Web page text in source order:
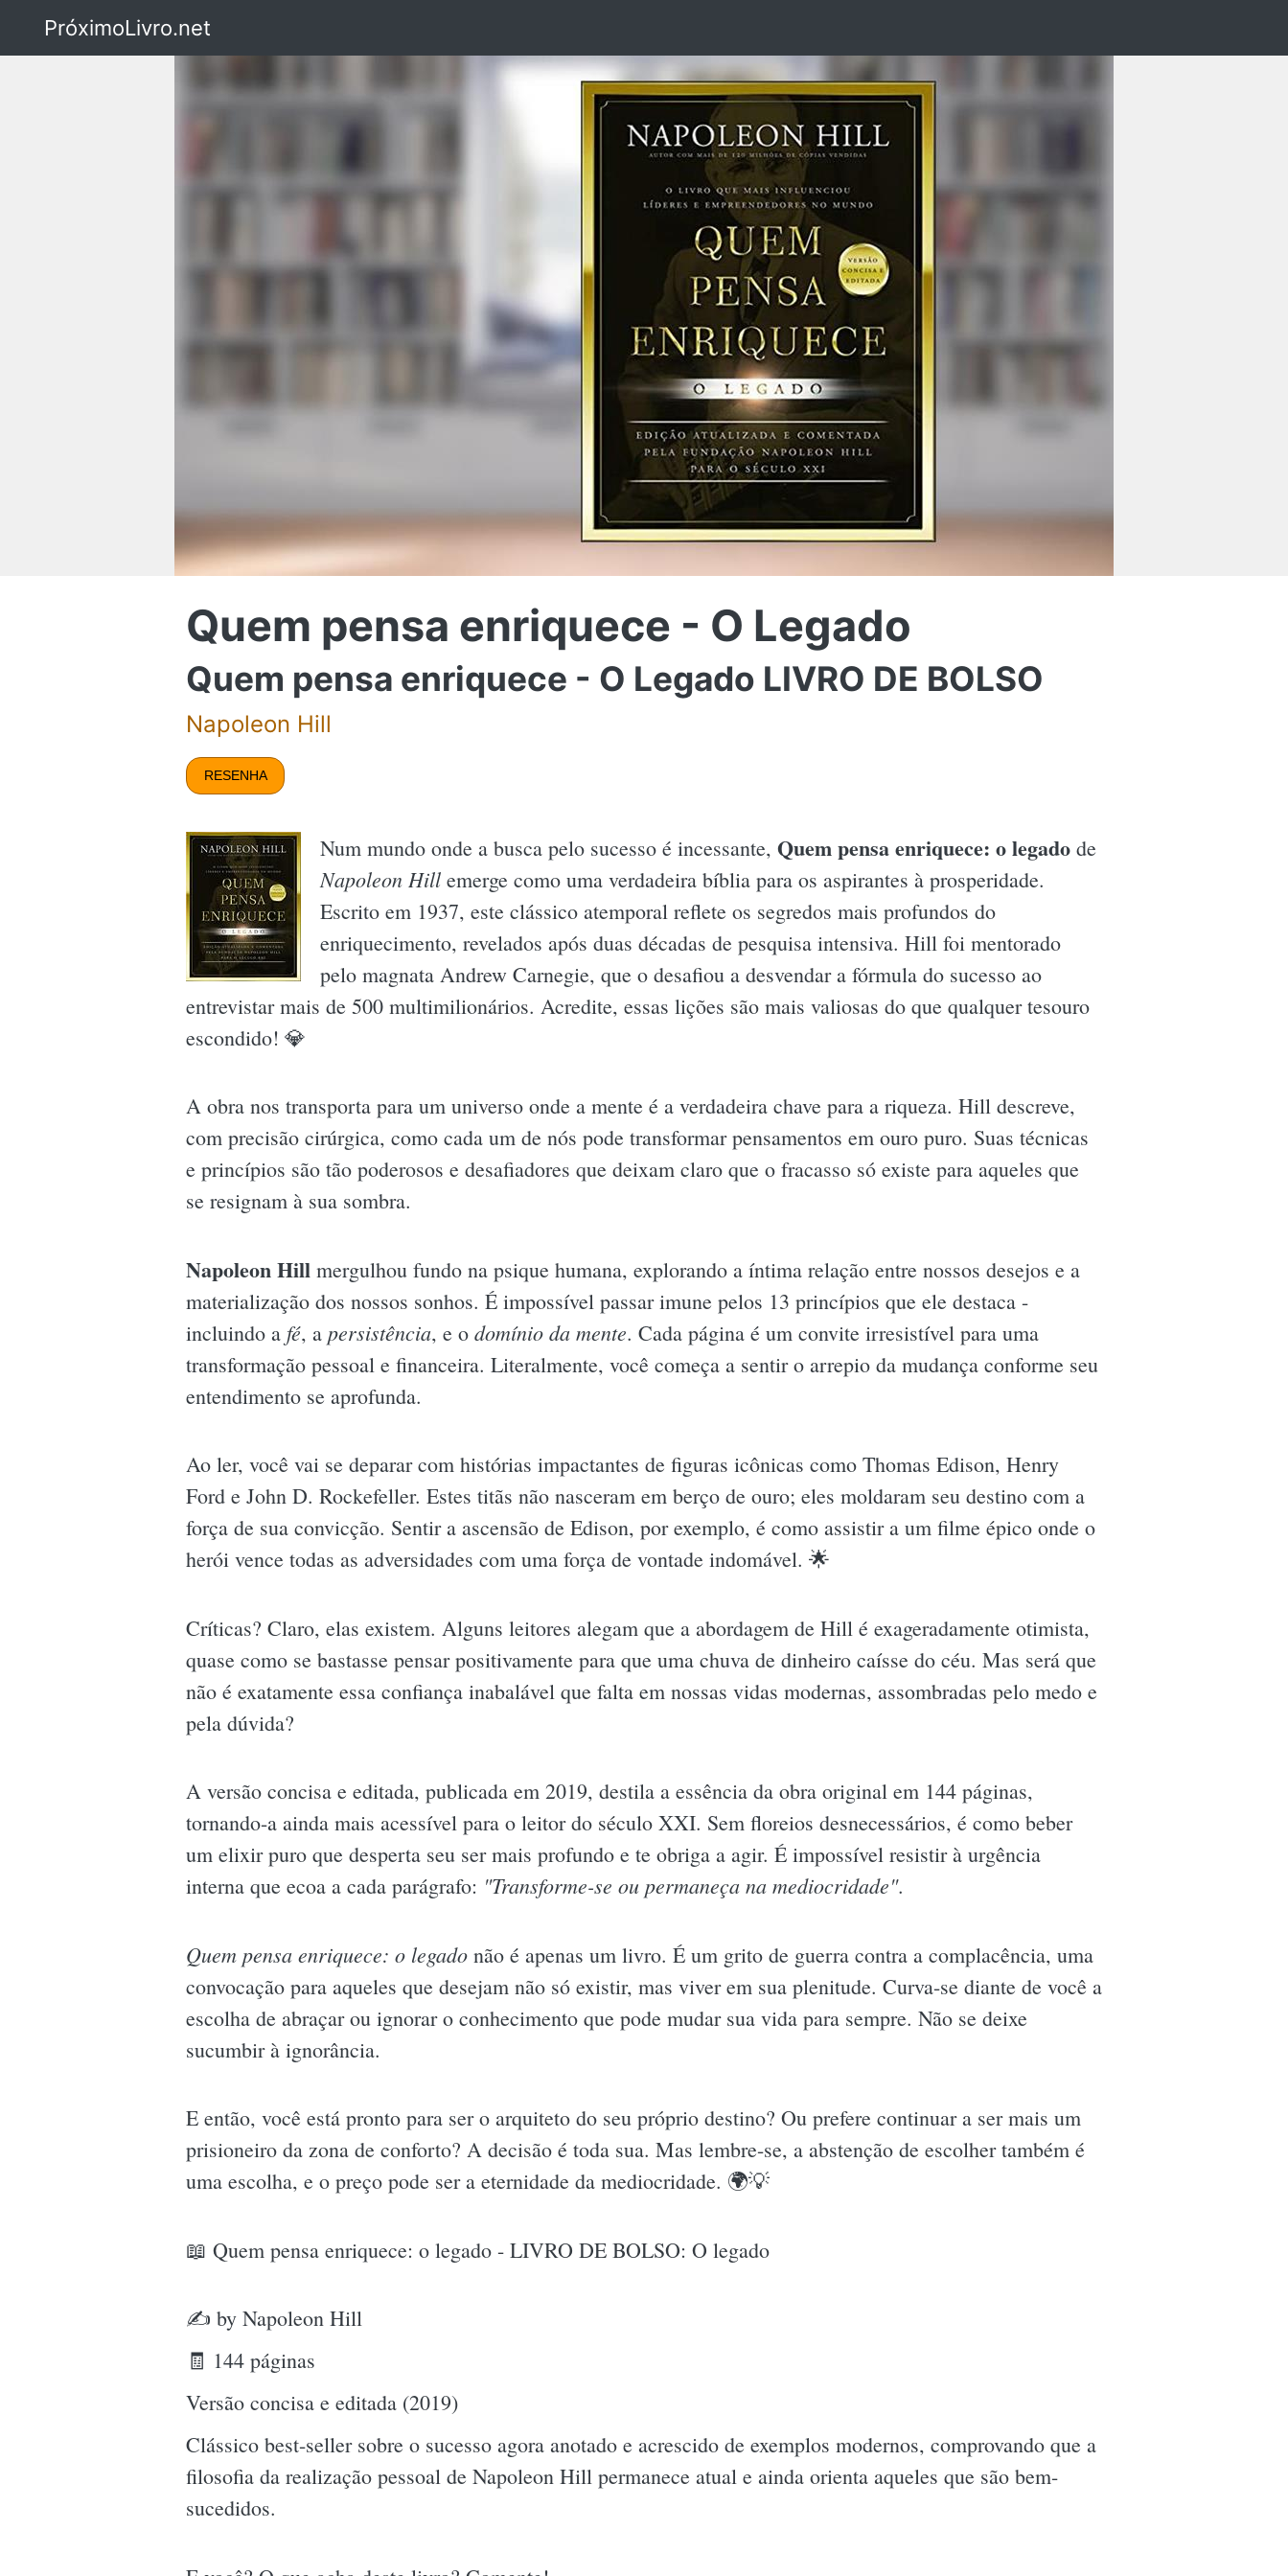
PróximoLivro.net
Quem pensa enriquece - O Legado
Quem pensa enriquece - O Legado LIVRO DE BOLSO
Napoleon Hill
RESENHA
Num mundo onde a busca pelo sucesso é incessante, Quem pensa enriquece: o legado de
Napoleon Hill emerge como uma verdadeira bíblia para os aspirantes à prosperidade.
Escrito em 1937, este clássico atemporal reflete os segredos mais profundos do
enriquecimento, revelados após duas décadas de pesquisa intensiva. Hill foi mentorado
pelo magnata Andrew Carnegie, que o desafiou a desvendar a fórmula do sucesso ao
entrevistar mais de 500 multimilionários. Acredite, essas lições são mais valiosas do que qualquer tesouro
escondido! 💎
A obra nos transporta para um universo onde a mente é a verdadeira chave para a riqueza. Hill descreve,
com precisão cirúrgica, como cada um de nós pode transformar pensamentos em ouro puro. Suas técnicas
e princípios são tão poderosos e desafiadores que deixam claro que o fracasso só existe para aqueles que
se resignam à sua sombra.
Napoleon Hill mergulhou fundo na psique humana, explorando a íntima relação entre nossos desejos e a
materialização dos nossos sonhos. É impossível passar imune pelos 13 princípios que ele destaca -
incluindo a fé, a persistência, e o domínio da mente. Cada página é um convite irresistível para uma
transformação pessoal e financeira. Literalmente, você começa a sentir o arrepio da mudança conforme seu
entendimento se aprofunda.
Ao ler, você vai se deparar com histórias impactantes de figuras icônicas como Thomas Edison, Henry
Ford e John D. Rockefeller. Estes titãs não nasceram em berço de ouro; eles moldaram seu destino com a
força de sua convicção. Sentir a ascensão de Edison, por exemplo, é como assistir a um filme épico onde o
herói vence todas as adversidades com uma força de vontade indomável. 🌟
Críticas? Claro, elas existem. Alguns leitores alegam que a abordagem de Hill é exageradamente otimista,
quase como se bastasse pensar positivamente para que uma chuva de dinheiro caísse do céu. Mas será que
não é exatamente essa confiança inabalável que falta em nossas vidas modernas, assombradas pelo medo e
pela dúvida?
A versão concisa e editada, publicada em 2019, destila a essência da obra original em 144 páginas,
tornando-a ainda mais acessível para o leitor do século XXI. Sem floreios desnecessários, é como beber
um elixir puro que desperta seu ser mais profundo e te obriga a agir. É impossível resistir à urgência
interna que ecoa a cada parágrafo: "Transforme-se ou permaneça na mediocridade".
Quem pensa enriquece: o legado não é apenas um livro. É um grito de guerra contra a complacência, uma
convocação para aqueles que desejam não só existir, mas viver em sua plenitude. Curva-se diante de você a
escolha de abraçar ou ignorar o conhecimento que pode mudar sua vida para sempre. Não se deixe
sucumbir à ignorância.
E então, você está pronto para ser o arquiteto do seu próprio destino? Ou prefere continuar a ser mais um
prisioneiro da zona de conforto? A decisão é toda sua. Mas lembre-se, a abstenção de escolher também é
uma escolha, e o preço pode ser a eternidade da mediocridade. 🌍💡
📖 Quem pensa enriquece: o legado - LIVRO DE BOLSO: O legado
✍ by Napoleon Hill
🧾 144 páginas
Versão concisa e editada (2019)
Clássico best-seller sobre o sucesso agora anotado e acrescido de exemplos modernos, comprovando que a
filosofia da realização pessoal de Napoleon Hill permanece atual e ainda orienta aqueles que são bem-
sucedidos.